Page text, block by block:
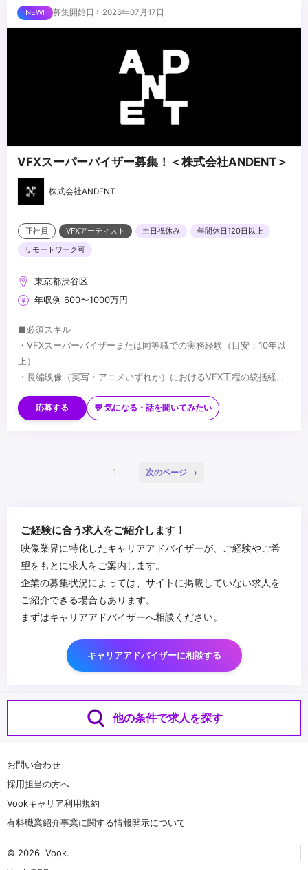
・Unreal Engine／Unity 等のリアルタイムエンジン使用経験
・AIを活用した映像制作の経験
... 募集開始日 : 2026年07月17日
VFXスーパーバイザー募集！＜株式会社ANDENT＞
株式会社ANDENT
正社員 VFXアーティスト 土日祝休み
年間休日120日以上
リモートワーク可
東京都渋谷区
年収例 600〜1000万円
■必須スキル
・VFXスーパーバイザーまたは同等職での実務経験（目安：10年以
上）
・長編映像（実写・アニメいずれか）におけるVFX工程の統括経験
・国内外プロダクションとの協業経験
・Houdini／Nuke 等、主要VFXツールの深い知識
・コンポジッター・クリエイター等のチームマネジメント
・VFX工程全体を俯瞰し、監督・プロデューサーと対等に折衝でき
・AIの活用に前向きな方
応募する 💬 気になる・話を聞いてみたい
1 次のページ
ご経験に合う求人をご紹介します！
映像業界に特化したキャリアアドバイザーが、ご経験やご希
望をもとに求人をご案内します。
企業の募集状況によっては、サイトに掲載していない求人を
ご紹介できる場合もあります。
まずはキャリアアドバイザーへ相談ください。
キャリアアドバイザーに相談する
他の条件で求人を探す
お問い合わせ
採用担当の方へ
Vookキャリア利用規約
有料職業紹介事業に関する情報開示について
© 2026 Vook.